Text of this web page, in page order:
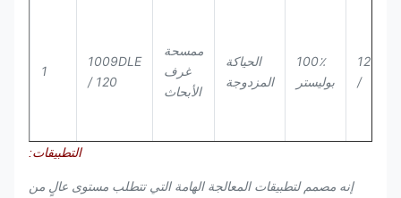
1
1009DLE
/ 120
ممسحة
غرف
الأبحاث
الحياكة
المزدوجة
100٪
بوليستر
120 جم
/
التطبيقات:
إنه مصمم لتطبيقات المعالجة الهامة التي تتطلب مستوى عالٍ من